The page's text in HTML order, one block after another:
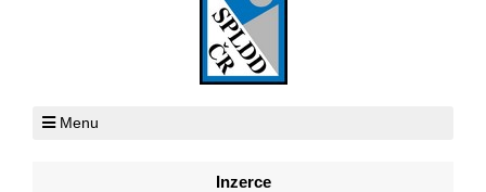
Menu
Inzerce